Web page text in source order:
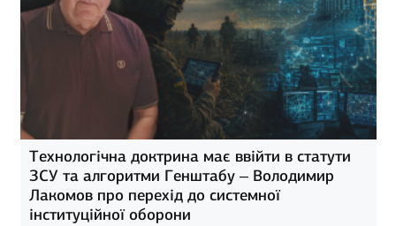
Технологічна доктрина має ввійти в статути
ЗСУ та алгоритми Генштабу – Володимир
Лакомов про перехід до системної
інституційної оборони